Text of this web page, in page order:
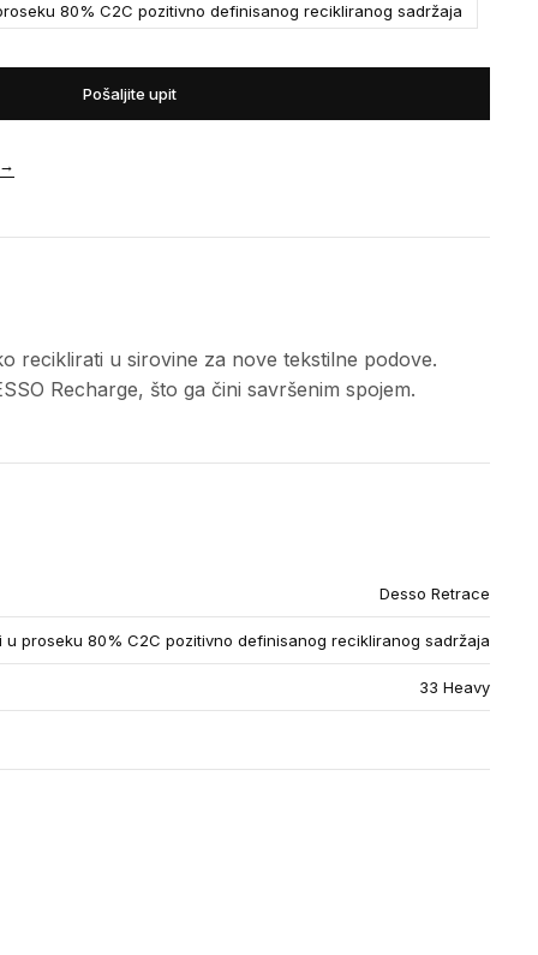
80% C2C pozitivno definisanog recikliranog sadržaja
Pošaljite upit
reciklirati u sirovine za nove tekstilne podove.
Recharge, što ga čini savršenim spojem.
Desso Retrace
u proseku 80% C2C pozitivno definisanog recikliranog sadržaja
33 Heavy